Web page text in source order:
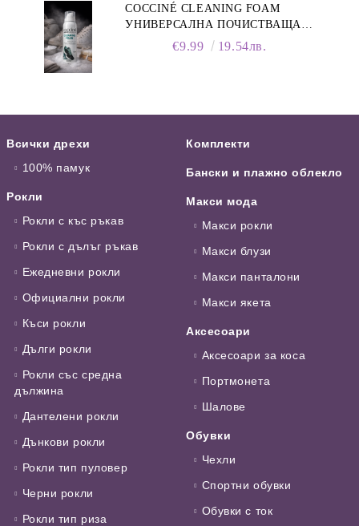
COCCINÉ CLEANING FOAM
УНИВЕРСАЛНА ПОЧИСТВАЩА
ПЯНА ЗА ОБУВКИ, 150 МЛ
€9.99 19.54лв.
Всички дрехи
100% памук
Рокли
Рокли с къс ръкав
Рокли с дълъг ръкав
Ежедневни рокли
Официални рокли
Къси рокли
Дълги рокли
Рокли със средна
дължина
Дантелени рокли
Дънкови рокли
Рокли тип пуловер
Черни рокли
Рокли тип риза
Комплекти
Бански и плажно облекло
Макси мода
Макси рокли
Макси блузи
Макси панталони
Макси якета
Аксесоари
Аксесоари за коса
Портмонета
Шалове
Обувки
Чехли
Спортни обувки
Обувки с ток